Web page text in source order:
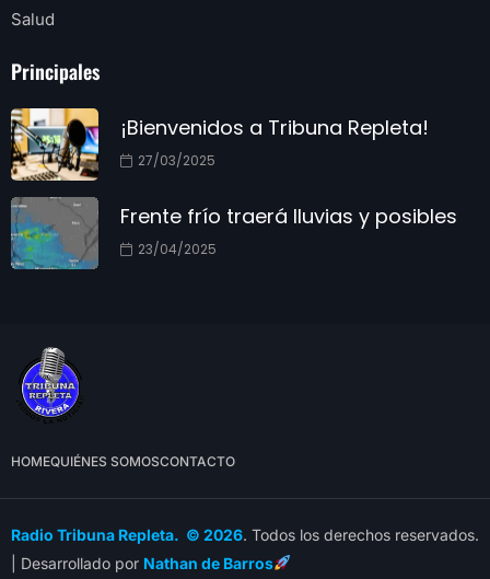
Salud
Principales
¡Bienvenidos a Tribuna Repleta!
27/03/2025
Frente frío traerá lluvias y posibles
23/04/2025
HOMEQUIÉNES SOMOSCONTACTO
Radio Tribuna Repleta. © 2026. Todos los derechos reservados.
| Desarrollado por Nathan de Barros